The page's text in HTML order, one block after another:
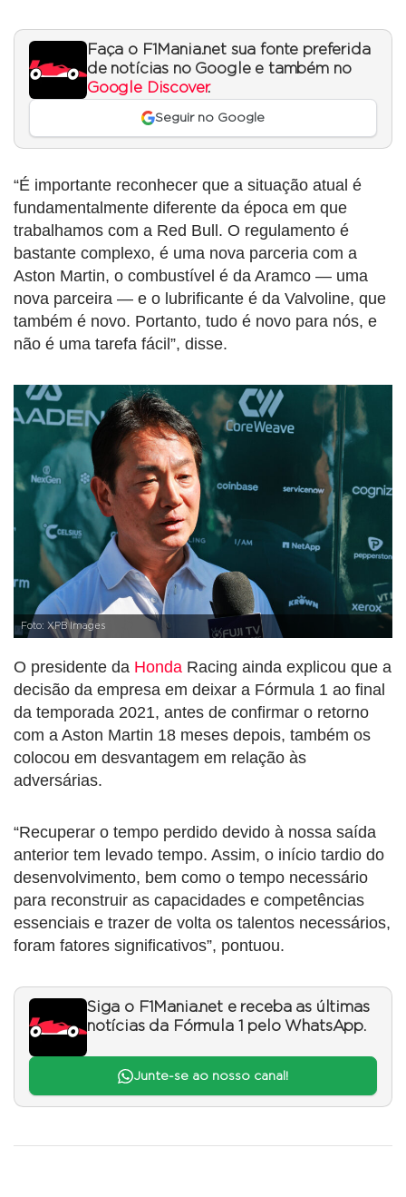
Faça o F1Mania.net sua fonte preferida
de notícias no Google e também no
Google Discover.
Seguir no Google
“É importante reconhecer que a situação atual é
fundamentalmente diferente da época em que
trabalhamos com a Red Bull. O regulamento é
bastante complexo, é uma nova parceria com a
Aston Martin, o combustível é da Aramco — uma
nova parceira — e o lubrificante é da Valvoline, que
também é novo. Portanto, tudo é novo para nós, e
não é uma tarefa fácil”, disse.
Foto: XPB Images
O presidente da Honda Racing ainda explicou que a
decisão da empresa em deixar a Fórmula 1 ao final
da temporada 2021, antes de confirmar o retorno
com a Aston Martin 18 meses depois, também os
colocou em desvantagem em relação às
adversárias.
“Recuperar o tempo perdido devido à nossa saída
anterior tem levado tempo. Assim, o início tardio do
desenvolvimento, bem como o tempo necessário
para reconstruir as capacidades e competências
essenciais e trazer de volta os talentos necessários,
foram fatores significativos”, pontuou.
Siga o F1Mania.net e receba as últimas
notícias da Fórmula 1 pelo WhatsApp.
Junte-se ao nosso canal!